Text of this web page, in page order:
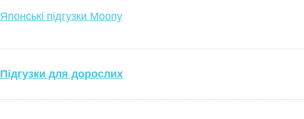
Японські підгузки Moony
Підгузки для дорослих